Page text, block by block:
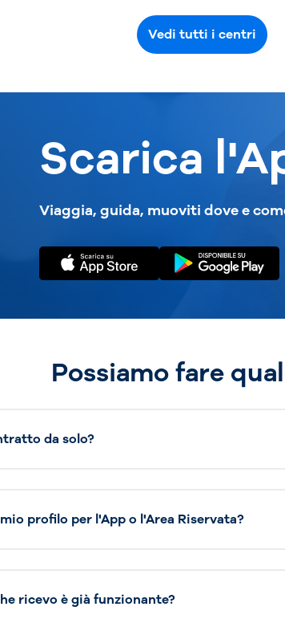
Vedi tutti i centri
Scarica
Viaggia, guida, muoviti dove e
Possiamo fare
da solo?
profilo per l'App o l'Area Riservata?
ricevo è già funzionante?